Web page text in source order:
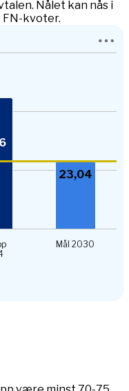
Nålet kan nås i
FN-kvoter.
(mtCO₂e). Data
23,04
Mål 2030